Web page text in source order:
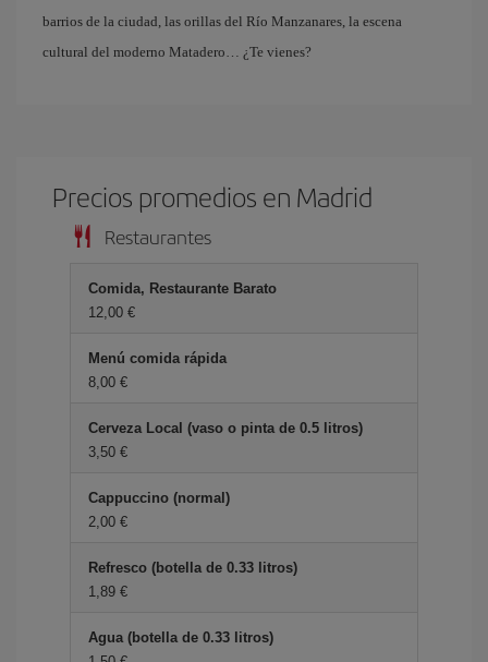
barrios de la ciudad, las orillas del Río Manzanares, la escena
cultural del moderno Matadero… ¿Te vienes?
Precios promedios en Madrid
Restaurantes
Comida, Restaurante Barato
12,00
Menú comida rápida
8,00
Cerveza Local (vaso o pinta de 0.5 litros)
3,50
Cappuccino (normal)
2,00
Refresco (botella de 0.33 litros)
1,89
Agua (botella de 0.33 litros)